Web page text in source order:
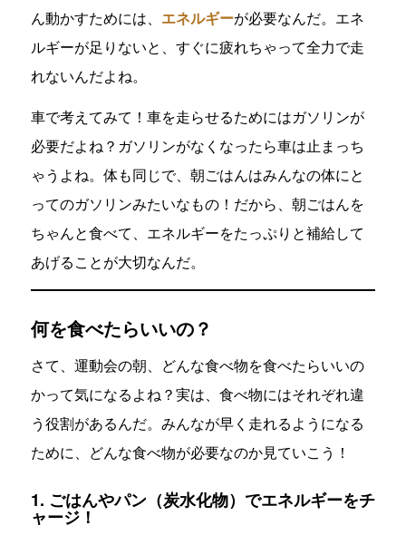
ん動かすためには、 エネルギーが必要なんだ。エネ
ルギーが足りないと、すぐに疲れちゃって全力で走
れないんだよね。
車で考えてみて！車を走らせるためにはガソリンが
必要だよね？ガソリンがなくなったら車は止まっち
ゃうよね。体も同じで、朝ごはんはみんなの体にと
ってのガソリンみたいなもの！だから、朝ごはんを
ちゃんと食べて、エネルギーをたっぷりと補給して
あげることが大切なんだ。
何を食べたらいいの？
さて、運動会の朝、どんな食べ物を食べたらいいの
かって気になるよね？実は、食べ物にはそれぞれ違
う役割があるんだ。みんなが早く走れるようになる
ために、どんな食べ物が必要なのか見ていこう！
1. ごはんやパン（炭水化物）でエネルギーをチ
ャージ！